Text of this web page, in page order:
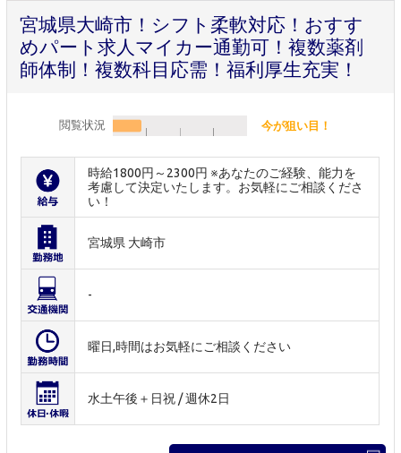
宮城県大崎市！シフト柔軟対応！おすす
めパート求人マイカー通勤可！複数薬剤
師体制！複数科目応需！福利厚生充実！
閲覧状況 今が狙い目！
時給1800円～2300円 ※あなたのご経験、能力を
考慮して決定いたします。お気軽にご相談くださ
い！
宮城県 大崎市
-
曜日,時間はお気軽にご相談ください
水土午後＋日祝 / 週休2日